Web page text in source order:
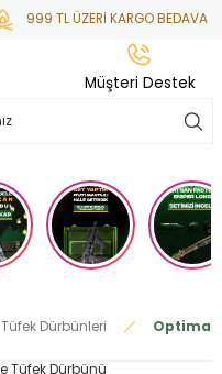
999 TL ÜZERİ KARGO BEDAVA
Tüfek Dürbünleri Optima